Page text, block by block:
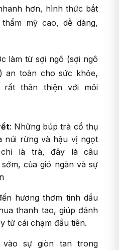
hơn, hình thức bắt
mỹ cao, dễ dàng,
làm từ sợi ngô (sợi ngô
an toàn cho sức khỏe,
thân thiện với môi
: Những búp trà cổ thụ
núi rừng và hậu vị ngọt
là trà, đây là câu
của gió ngàn và sự
hương thơm tinh dầu
thanh tao, giúp đánh
từ cái chạm đầu tiên.
vào sự giòn tan trong